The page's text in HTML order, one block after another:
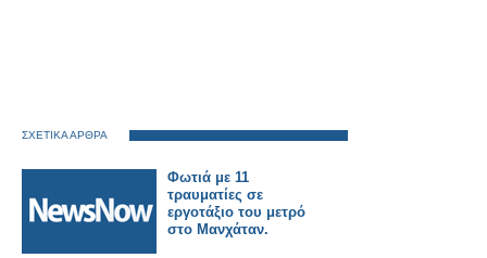
ΣΧΕΤΙΚΑ ΑΡΘΡΑ
Φωτιά με 11
τραυματίες σε
εργοτάξιο του μετρό
στο Μανχάταν.